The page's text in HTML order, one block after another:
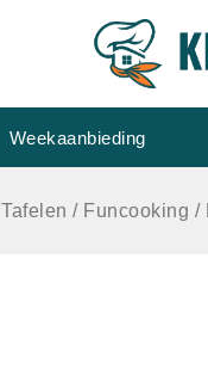
Weekaanbieding
Tafelen / Funcooking /